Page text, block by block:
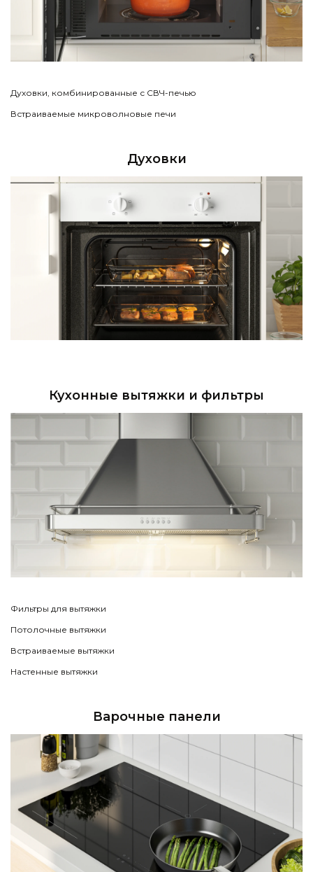
Духовки, комбинированные с СВЧ-печью
Встраиваемые микроволновые печи
Духовки
Кухонные вытяжки и фильтры
Фильтры для вытяжки
Потолочные вытяжки
Встраиваемые вытяжки
Настенные вытяжки
Варочные панели